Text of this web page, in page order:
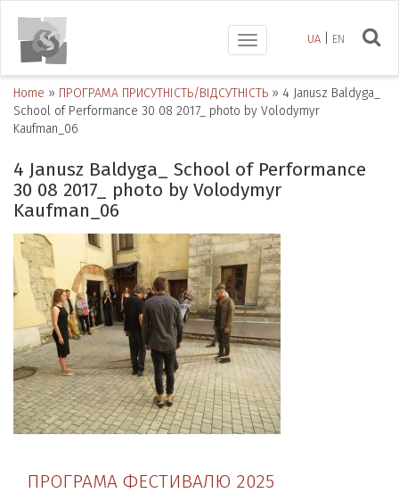
UA EN
Toggle
navigation
Home » ПРОГРАМА ПРИСУТНІСТЬ/ВІДСУТНІСТЬ » 4 Janusz Baldyga_
School of Performance 30 08 2017_ photo by Volodymyr
Kaufman_06
4 Janusz Baldyga_ School of Performance
30 08 2017_ photo by Volodymyr
Kaufman_06
ПРОГРАМА ФЕСТИВАЛЮ 2025